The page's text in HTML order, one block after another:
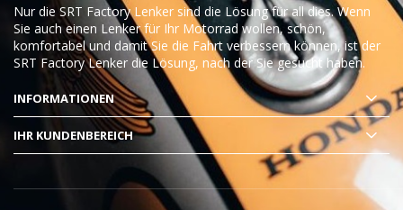
Nur die SRT Factory Lenker sind die Lösung für all dies. Wenn
Sie auch einen Lenker für Ihr Motorrad wollen, schön,
komfortabel und damit Sie die Fahrt verbessern können, ist der
SRT Factory Lenker die Lösung, nach der Sie gesucht haben.
INFORMATIONEN
IHR KUNDENBEREICH